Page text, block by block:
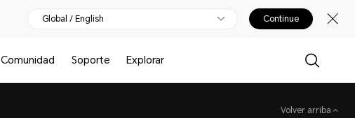
Global / English Continue
Comunidad Soporte Explorar
Volver arriba